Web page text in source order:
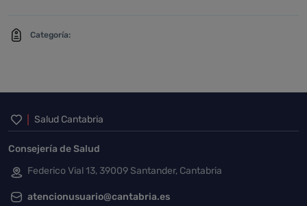
Categoría:
Inicio del pie de página
Salud Cantabria
Consejería de Salud
Federico Vial 13, 39009 Santander, Cantabria
atencionusuario@cantabria.es